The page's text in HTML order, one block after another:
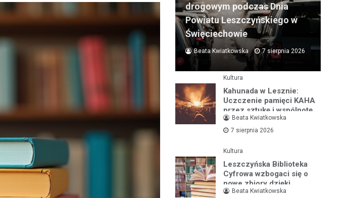
drogowym podczas Dnia
Powiatu Leszczyńskiego w
Święciechowie
Beata Kwiatkowska 7 sierpnia 2026
Kultura
Kahunada w Lesznie:
Uczczenie pamięci KAHA
przez sztukę i wspólnotę
Beata Kwiatkowska
7 sierpnia 2026
Kultura
Leszczyńska Biblioteka
Cyfrowa wzbogaci się o
nowe zbiory dzięki
wsparciu ministerialnemu
Beata Kwiatkowska